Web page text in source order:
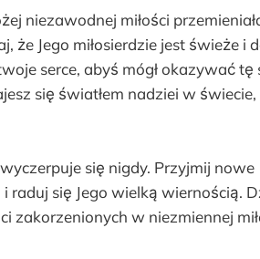
niezawodnej miłości
że Jego miłosierdzie jest świeże i
serce, abyś mógł okazywać tę
się światłem nadziei w
się nigdy. Przyjmij nowe
raduj się Jego wielką wiernością.
zakorzenionych w niezmiennej